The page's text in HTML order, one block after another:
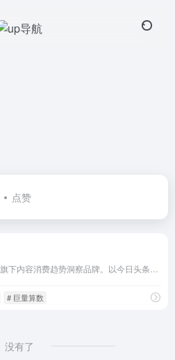
点赞
# 巨量算数
没有了